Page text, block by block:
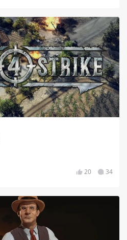
20 34